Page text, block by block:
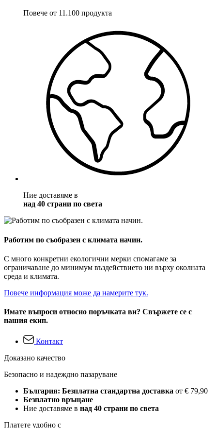
Повече от 11.100 продукта
Ние доставяме в
над 40 страни по света
Работим по съобразен с климата начин.
С много конкретни екологични мерки спомагаме за
ограничаване до минимум въздействието ни върху околната
среда и климата.
Повече информация може да намерите тук.
Имате въпроси относно поръчката ви? Свържете се с
нашия екип.
Контакт
Доказано качество
Безопасно и надеждно пазаруване
България: Безплатна стандартна доставка от € 79,90
Безплатно връщане
Ние доставяме в над 40 страни по света
Платете удобно с